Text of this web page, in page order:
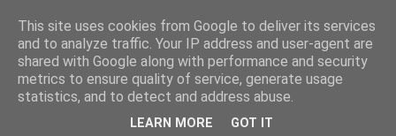
This site uses cookies from Google to deliver its services
and to analyze traffic. Your IP address and user-agent are
shared with Google along with performance and security
metrics to ensure quality of service, generate usage
statistics, and to detect and address abuse.
LEARN MORE GOT IT